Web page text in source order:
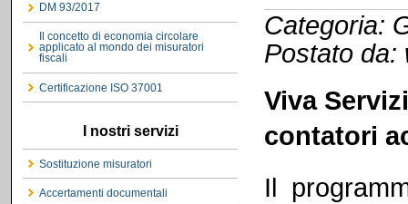
DM 93/2017
Il concetto di economia circolare
applicato al mondo dei misuratori
fiscali
Certificazione ISO 37001
I nostri servizi
Sostituzione misuratori
Accertamenti documentali
Categoria:
Postato da:
Viva
contatori
Il